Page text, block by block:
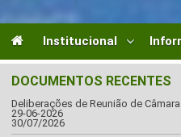
Institucional
DOCUMENTOS RECENTES
Deliberações de Reunião de Câmara
29-06-2026
30/07/2026